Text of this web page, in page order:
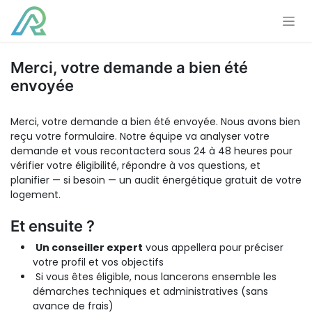
Se rendre au contenu
Merci, votre demande a bien été
envoyée
Merci, votre demande a bien été envoyée. Nous avons bien
reçu votre formulaire. Notre équipe va analyser votre
demande et vous recontactera sous 24 à 48 heures pour
vérifier votre éligibilité, répondre à vos questions, et
planifier — si besoin — un audit énergétique gratuit de votre
logement.
Et ensuite ?
Un conseiller expert vous appellera pour préciser
votre profil et vos objectifs
Si vous êtes éligible, nous lancerons ensemble les
démarches techniques et administratives (sans
avance de frais)